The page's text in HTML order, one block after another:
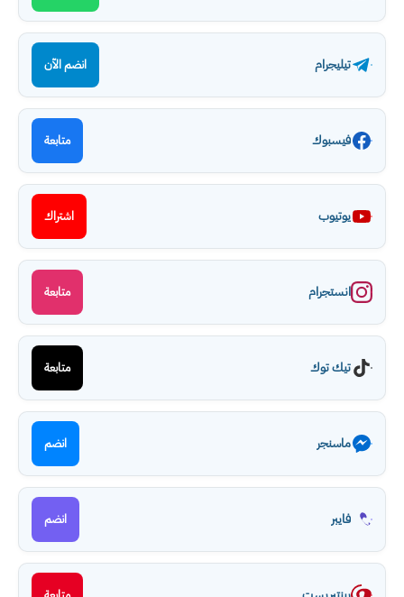
تيليجرام انضم الآن
فيسبوك متابعة
يوتيوب اشتراك
انستجرام متابعة
تيك توك متابعة
ماسنجر انضم
فايبر انضم